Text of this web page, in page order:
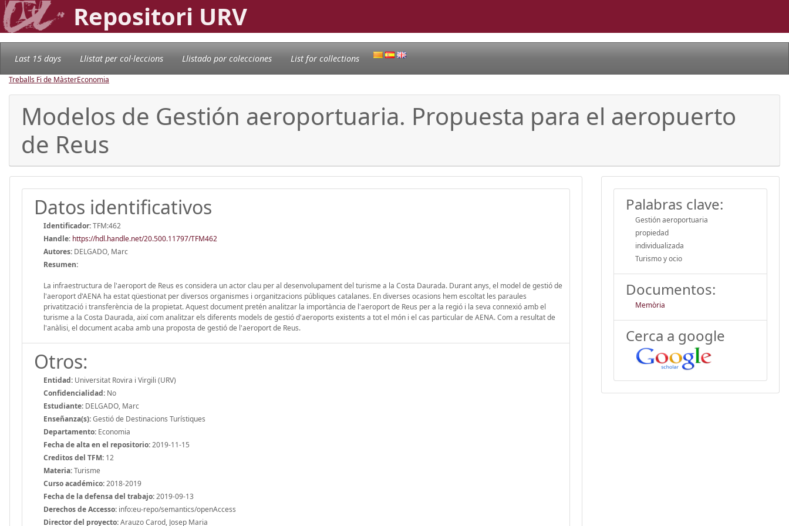
Repositori URV
Last 15 days Llistat per col·leccions Llistado por colecciones List for collections
Treballs Fi de MàsterEconomia
Modelos de Gestión aeroportuaria. Propuesta para el aeropuerto
de Reus
Datos identificativos
Identificador:TFM:462
Handle: https://hdl.handle.net/20.500.11797/TFM462
Autores: DELGADO, Marc
Resumen:
La infraestructura de l'aeroport de Reus es considera un actor clau per al desenvolupament del turisme a la Costa Daurada. Durant anys, el model de gestió de
l'aeroport d'AENA ha estat qüestionat per diversos organismes i organitzacions públiques catalanes. En diverses ocasions hem escoltat les paraules
privatització i transferència de la propietat. Aquest document pretén analitzar la importància de l'aeroport de Reus per a la regió i la seva connexió amb el
turisme a la Costa Daurada, així com analitzar els diferents models de gestió d'aeroports existents a tot el món i el cas particular de AENA. Com a resultat de
l'anàlisi, el document acaba amb una proposta de gestió de l'aeroport de Reus.
Otros:
Entidad: Universitat Rovira i Virgili (URV)
Confidencialidad: No
Estudiante: DELGADO, Marc
Enseñanza(s):Gestió de Destinacions Turístiques
Departamento: Economia
Fecha de alta en el repositorio:2019-11-15
Creditos del TFM: 12
Materia:Turisme
Curso académico:2018-2019
Fecha de la defensa del trabajo:2019-09-13
Derechos de Accesso: info:eu-repo/semantics/openAccess
Director del proyecto:Arauzo Carod, Josep Maria
Palabras clave:
Gestión aeroportuaria
propiedad
individualizada
Turismo y ocio
Documentos:
Memòria
Cerca a google